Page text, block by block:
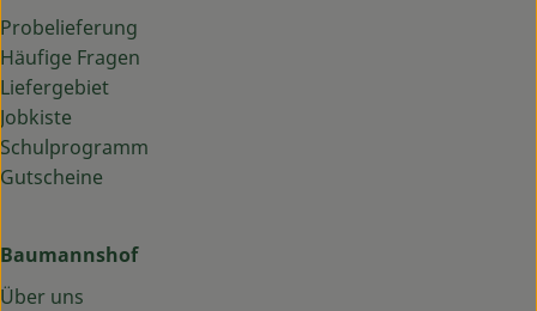
Probelieferung
Häufige Fragen
Liefergebiet
Jobkiste
Schulprogramm
Gutscheine
Baumannshof
Über uns